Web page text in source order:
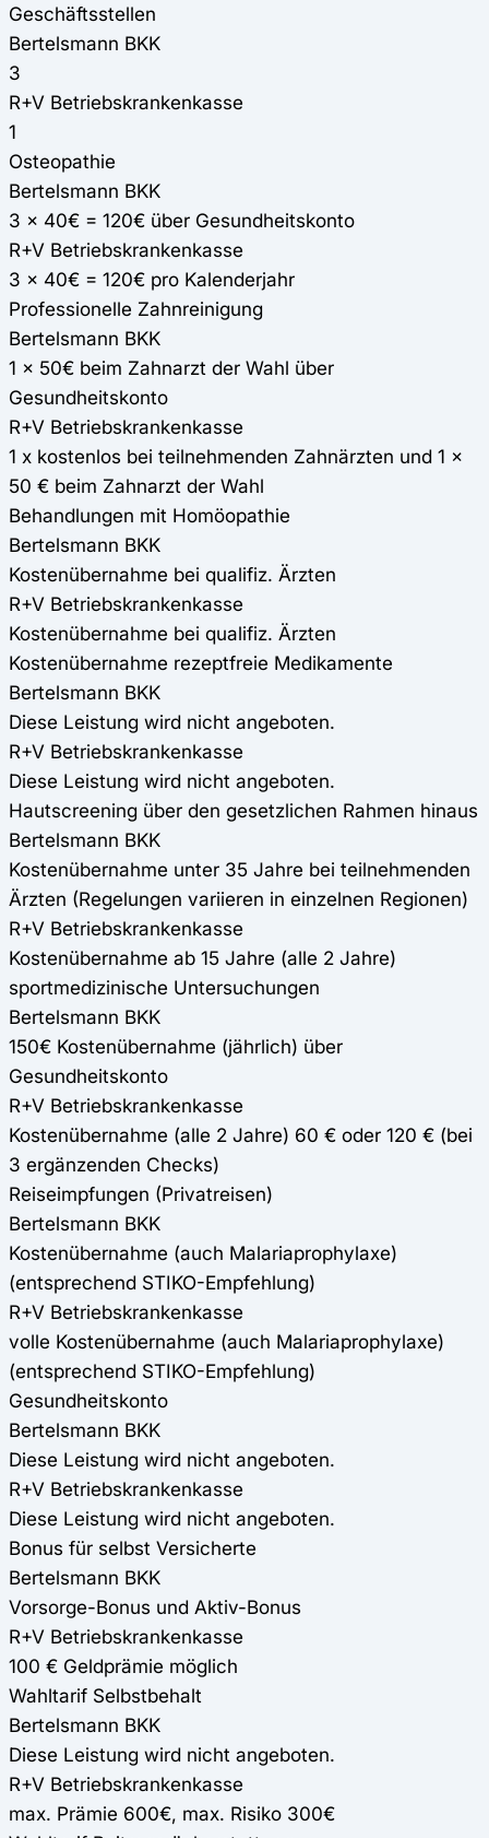
Geschäftsstellen
Bertelsmann BKK
3
R+V Betriebskrankenkasse
1
Osteopathie
Bertelsmann BKK
3 x 40€ = 120€ über Gesundheitskonto
R+V Betriebskrankenkasse
3 x 40€ = 120€ pro Kalenderjahr
Professionelle Zahnreinigung
Bertelsmann BKK
1 x 50€ beim Zahnarzt der Wahl über
Gesundheitskonto
R+V Betriebskrankenkasse
1 x kostenlos bei teilnehmenden Zahnärzten und 1 x
50 € beim Zahnarzt der Wahl
Behandlungen mit Homöopathie
Bertelsmann BKK
Kostenübernahme bei qualifiz. Ärzten
R+V Betriebskrankenkasse
Kostenübernahme bei qualifiz. Ärzten
Kostenübernahme rezeptfreie Medikamente
Bertelsmann BKK
Diese Leistung wird nicht angeboten.
R+V Betriebskrankenkasse
Diese Leistung wird nicht angeboten.
Hautscreening über den gesetzlichen Rahmen hinaus
Bertelsmann BKK
Kostenübernahme unter 35 Jahre bei teilnehmenden
Ärzten (Regelungen variieren in einzelnen Regionen)
R+V Betriebskrankenkasse
Kostenübernahme ab 15 Jahre (alle 2 Jahre)
sportmedizinische Untersuchungen
Bertelsmann BKK
150€ Kostenübernahme (jährlich) über
Gesundheitskonto
R+V Betriebskrankenkasse
Kostenübernahme (alle 2 Jahre) 60 € oder 120 € (bei
3 ergänzenden Checks)
Reiseimpfungen (Privatreisen)
Bertelsmann BKK
Kostenübernahme (auch Malariaprophylaxe)
(entsprechend STIKO-Empfehlung)
R+V Betriebskrankenkasse
volle Kostenübernahme (auch Malariaprophylaxe)
(entsprechend STIKO-Empfehlung)
Gesundheitskonto
Bertelsmann BKK
Diese Leistung wird nicht angeboten.
R+V Betriebskrankenkasse
Diese Leistung wird nicht angeboten.
Bonus für selbst Versicherte
Bertelsmann BKK
Vorsorge-Bonus und Aktiv-Bonus
R+V Betriebskrankenkasse
100 € Geldprämie möglich
Wahltarif Selbstbehalt
Bertelsmann BKK
Diese Leistung wird nicht angeboten.
R+V Betriebskrankenkasse
max. Prämie 600€, max. Risiko 300€